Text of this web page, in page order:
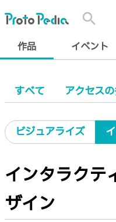
search
作品 イベント
すべて アクセス
ビジュアライズ
インタラクテ
ザイン